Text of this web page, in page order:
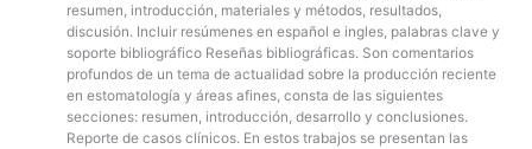
resumen, introducción, materiales y métodos, resultados,
discusión. Incluir resúmenes en español e ingles, palabras clave y
soporte bibliográfico Reseñas bibliográficas.Son comentarios
profundos de un tema de actualidad sobre la producción reciente
en estomatología y áreas afines, consta de las siguientes
secciones: resumen, introducción, desarrollo y conclusiones.
Reporte de casos clínicos.En estos trabajos se presentan las